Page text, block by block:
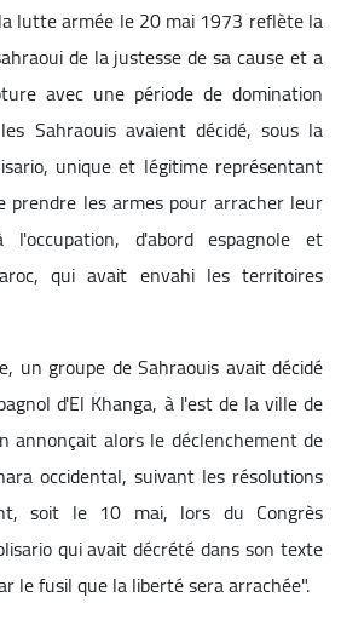
lutte armée le 20 mai 1973 reflète la
de la justesse de sa cause et a
avec une période de domination
Sahraouis avaient décidé, sous la
unique et légitime représentant
prendre les armes pour arracher leur
l'occupation, d'abord espagnole et
qui avait envahi les territoires
un groupe de Sahraouis avait décidé
d'El Khanga, à l'est de la ville de
annonçait alors le déclenchement de
occidental, suivant les résolutions
soit le 10 mai, lors du Congrès
qui avait décrété dans son texte
le fusil que la liberté sera arrachée".